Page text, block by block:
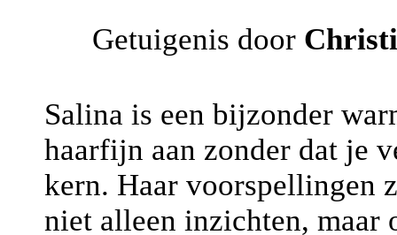
Getuigenis door
Salina is een bijzonder
haarfijn aan zonder dat je
kern. Haar voorspellingen
niet alleen inzichten, maar